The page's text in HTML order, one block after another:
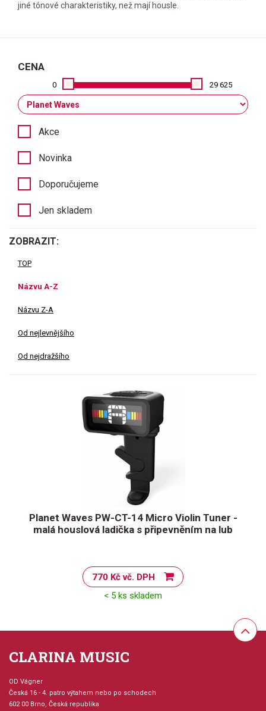
jiné tónové charakteristiky, než mají housle.
CENA
0 29 625
Akce
Novinka
Doporučujeme
Jen skladem
ZOBRAZIT:
TOP
Názvu A-Z
Názvu Z-A
Od nejlevnějšího
Od nejdražšího
Planet Waves PW-CT-14 Micro Violin Tuner -
malá houslová ladička s připevněním na lub
770 Kč vč. DPH
< 5 ks skladem
CLARINA MUSIC
OD Vágner
Česká 16 - 4. patro výtahem nebo po schodech
602 00 Brno, Česká republika